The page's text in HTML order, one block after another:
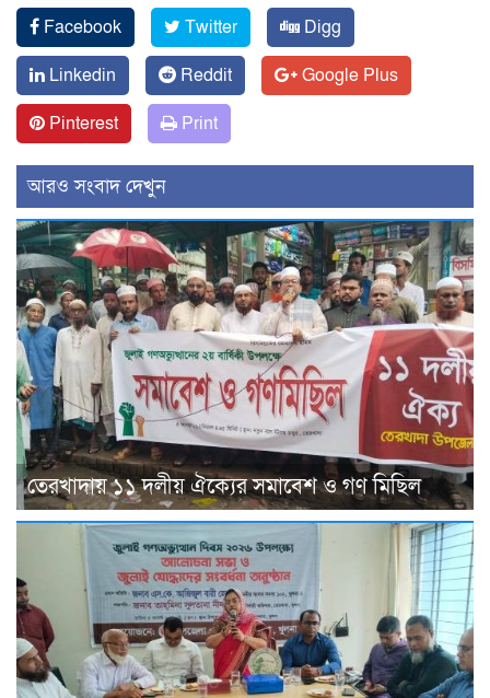
Facebook Twitter
Digg
Linkedin
Reddit
Google Plus
Pinterest
Print
আরও সংবাদ দেখুন
তেরখাদায় ১১ দলীয় ঐক্যের সমাবেশ ও গণ মিছিল